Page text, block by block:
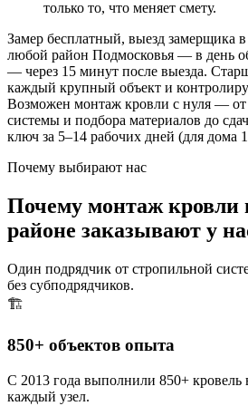
только то, что меняет смету.
Замер бесплатный, выезд замерщика
любой район Подмосковья — в день
— через 15 минут после выезда.
каждый крупный объект и
Возможен монтаж кровли с нуля — от
системы и подбора материалов до
ключ за 5–14 рабочих дней (для дома
Почему выбирают нас
Почему монтаж кровли
районе заказывают у
Один подрядчик от стропильной
без субподрядчиков.
🏗️
850+ объектов опыта
С 2013 года выполнили 850+
каждый узел.